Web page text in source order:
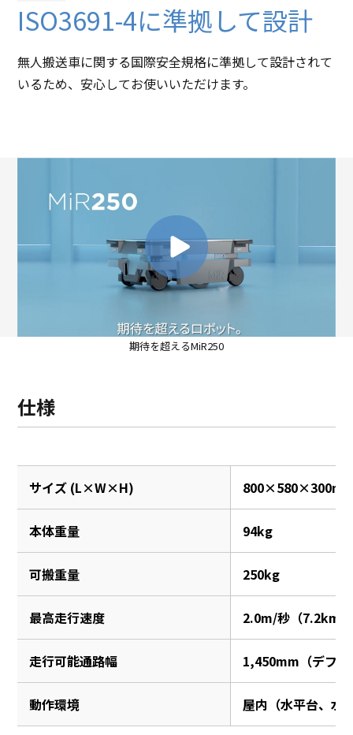
ISO3691-4に準拠して設計
無人搬送車に関する国際安全規格に準拠して設計されて
いるため、安心してお使いいただけます。
期待を超えるMiR250
仕様
サイズ (L×W×H)
本体重量 94kg
可搬重量 250kg
最高走行速度 2.0m/秒（7.2km/
走行可能通路幅 1,450mm（デフ
動作環境 屋内（水平台、水